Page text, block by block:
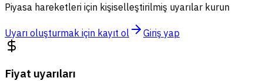
Piyasa hareketleri için kişiselleştirilmiş uyarılar kurun
Uyarı oluşturmak için kayıt ol Giriş yap
Fiyat uyarıları